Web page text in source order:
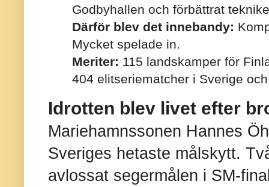
Godbyhallen och förbättrat
Därför blev det innebandy:
Mycket spelade in.
Meriter: 115 landskamper för
404 elitseriematcher i Sverige
Idrotten blev livet efter
Mariehamnssonen Hannes
Sveriges hetaste målskytt.
avlossat segermålen i SM-